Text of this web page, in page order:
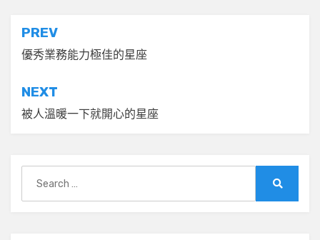
文
章
導
覽
PREV
優秀業務能力極佳的星座
NEXT
被人溫暖一下就開心的星座
for: